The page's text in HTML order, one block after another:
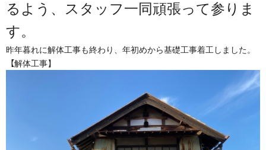
るよう、スタッフ一同頑張って参りま
す。
昨年暮れに解体工事も終わり、年初めから基礎工事着工しました。
【解体工事】